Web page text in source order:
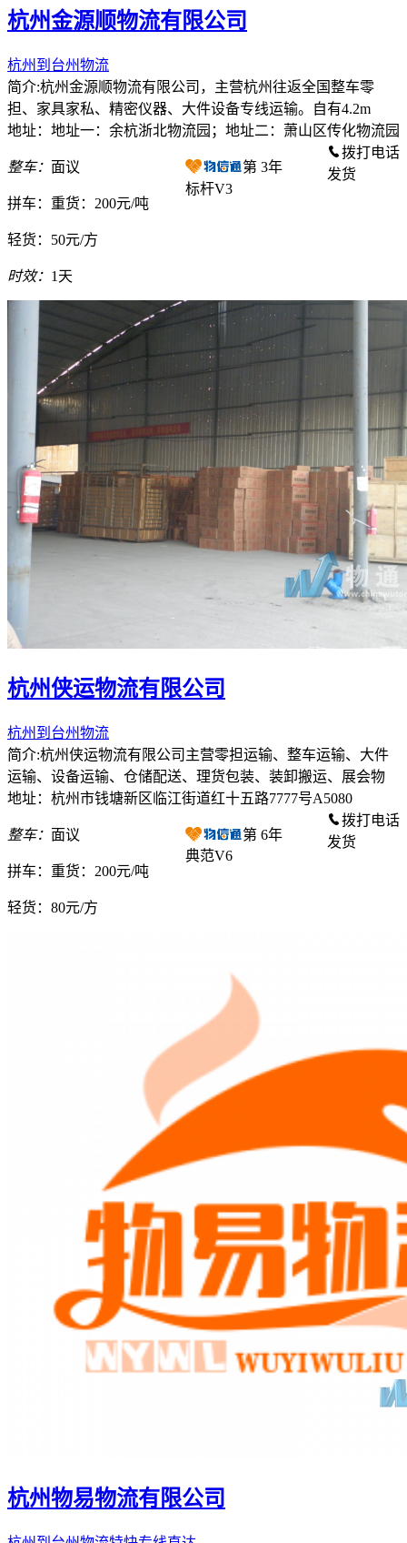
杭州金源顺物流有限公司
杭州到台州物流
简介:杭州金源顺物流有限公司，主营杭州往返全国整车零
担、家具家私、精密仪器、大件设备专线运输。自有4.2m
地址：地址一：余杭浙北物流园；地址二：萧山区传化物流园
整车： 面议
拼车： 重货：200元/吨
轻货： 50元/方
时效： 1天
第 3年
标杆V3
拨打电话
发货
杭州侠运物流有限公司
杭州到台州物流
简介:杭州侠运物流有限公司主营零担运输、整车运输、大件
运输、设备运输、仓储配送、理货包装、装卸搬运、展会物
地址：杭州市钱塘新区临江街道红十五路7777号A5080
整车： 面议
拼车： 重货：200元/吨
轻货： 80元/方
第 6年
典范V6
拨打电话
发货
杭州物易物流有限公司